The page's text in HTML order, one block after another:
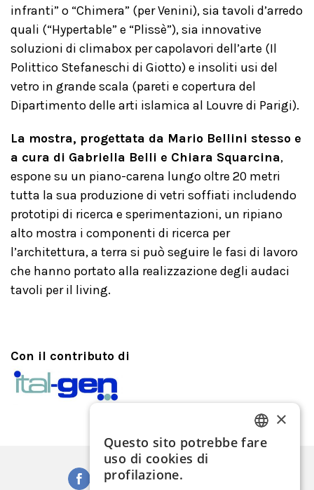
infranti” o “Chimera” (per Venini), sia tavoli d’arredo
quali (“Hypertable” e “Plissè”), sia innovative
soluzioni di climabox per capolavori dell’arte (Il
Polittico Stefaneschi di Giotto) e insoliti usi del
vetro in grande scala (pareti e copertura del
Dipartimento delle arti islamica al Louvre di Parigi).
La mostra, progettata da Mario Bellini stesso e
a cura di Gabriella Belli e Chiara Squarcina,
espone su un piano-carena lungo oltre 20 metri
tutta la sua produzione di vetri soffiati includendo
prototipi di ricerca e sperimentazioni, un ripiano
alto mostra i componenti di ricerca per
l’architettura, a terra si può seguire le fasi di lavoro
che hanno portato alla realizzazione degli audaci
tavoli per il living.
Con il contributo di
ITALIAN
×
Questo sito potrebbe fare
uso di cookies di
profilazione.